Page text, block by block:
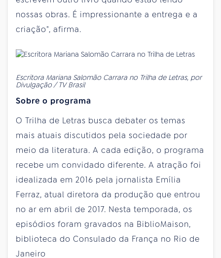
nossas obras. É impressionante a entrega e a
criação", afirma.
Escritora Mariana Salomão Carrara no Trilha de Letras, por
Divulgação / TV Brasil
Sobre o programa
O Trilha de Letras busca debater os temas
mais atuais discutidos pela sociedade por
meio da literatura. A cada edição, o programa
recebe um convidado diferente. A atração foi
idealizada em 2016 pela jornalista Emília
Ferraz, atual diretora da produção que entrou
no ar em abril de 2017. Nesta temporada, os
episódios foram gravados na BiblioMaison,
biblioteca do Consulado da França no Rio de
Janeiro